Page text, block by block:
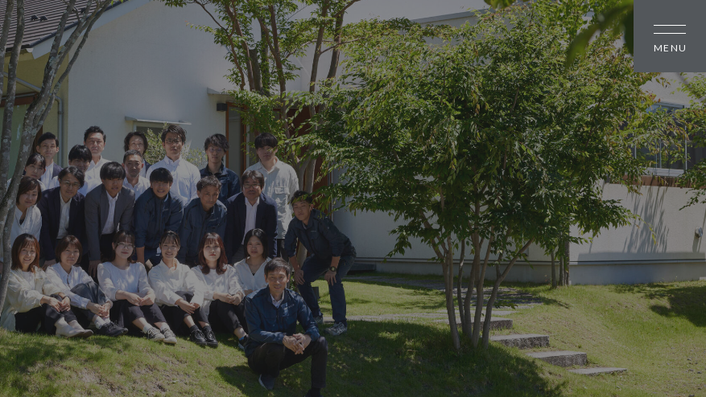
新築・リノベをお考えの方
家づくりの考え方
性能
暮らし方のご提案
薪ストーブのある暮らし
平屋の暮らし
四季を感じる暮らし
アフターサポート
家づくりの流れ
施工事例
土地をお探しの方
- 分譲地情報
かさまつのちいさな町並み
いしもりのちいさな町並み
かみえどのちいさな町並み
大幸住宅について
スタッフブログ
お知らせ
会社概要
スタッフ紹介
オーナー様へ
資料請求・お問い合わせ
プライバシーポリシー